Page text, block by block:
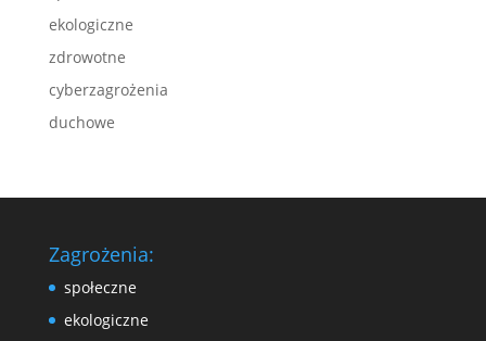
ekologiczne
zdrowotne
cyberzagrożenia
duchowe
Zagrożenia:
społeczne
ekologiczne